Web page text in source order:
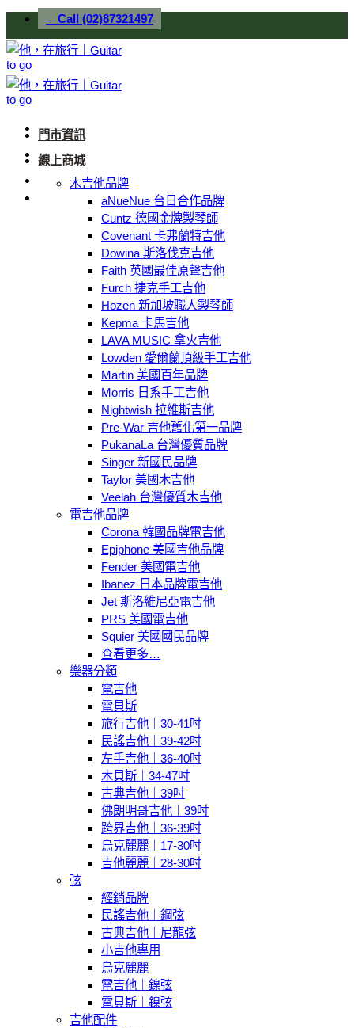
Skip
content
Call (02)87321497
門市資訊
線上商城
木吉他品牌
aNueNue 台日合作品牌
Cuntz 德國金牌製琴師
Covenant 卡弗蘭特吉他
Dowina 斯洛伐克吉他
Faith 英國最佳原聲吉他
Furch 捷克手工吉他
Hozen 新加坡職人製琴師
Kepma 卡馬吉他
LAVA MUSIC 拿火吉他
Lowden 愛爾蘭頂級手工吉他
Martin 美國百年品牌
Morris 日系手工吉他
Nightwish 拉維斯吉他
Pre-War 吉他舊化第一品牌
PukanaLa 台灣優質品牌
Singer 新國民品牌
Taylor 美國木吉他
Veelah 台灣優質木吉他
電吉他品牌
Corona 韓國品牌電吉他
Epiphone 美國吉他品牌
Fender 美國電吉他
Ibanez 日本品牌電吉他
Jet 斯洛維尼亞電吉他
PRS 美國電吉他
Squier 美國國民品牌
查看更多…
樂器分類
電吉他
電貝斯
旅行吉他｜30-41吋
民謠吉他｜39-42吋
左手吉他｜36-40吋
木貝斯｜34-47吋
古典吉他｜39吋
佛朗明哥吉他｜39吋
跨界吉他｜36-39吋
烏克麗麗｜17-30吋
吉他麗麗｜28-30吋
弦
經銷品牌
民謠吉他｜鋼弦
古典吉他｜尼龍弦
小吉他專用
烏克麗麗
電吉他｜鎳弦
電貝斯｜鎳弦
吉他配件